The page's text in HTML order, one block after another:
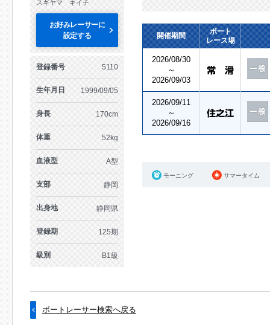
スギヤマ キイチ
お好みレーサーに
設定する
登録番号 5110
生年月日 1999/09/05
身長 170cm
体重 52kg
血液型 A型
支部 静岡
出身地 静岡県
登録期 125期
級別 B1級
開催期間
ボート
レース場
2026/08/30
～
2026/09/03
2026/09/11
～
2026/09/16
モーニング サマータイム
ボートレーサー検索へ戻る